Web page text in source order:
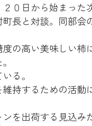
０日から始まった
長と対談。同部
の高い美味しい
る。
持するための活
を出荷する見込み